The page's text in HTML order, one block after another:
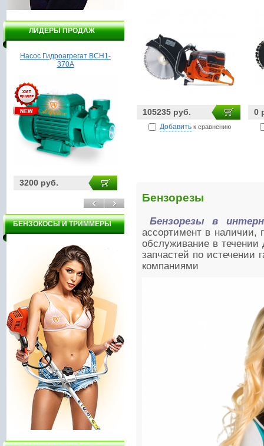
105235 руб.
Добавить к сравнению
0
Бензорезы
Бензорезы в
ассортимент в наличии,
обслуживание в течении
запчастей по истечении
компаниями
ЛИДЕРЫ ПРОДАЖ
Насос Гидроагрегат ВСН1-
370А
3200 руб.
Мотоблок Пахарь ТСР 900
БЕНЗОКОСЫ И ТРИММЕРЫ